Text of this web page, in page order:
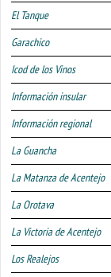
El Tanque
Garachico
Icod de los Vinos
Información insular
Información regional
La Guancha
La Matanza de Acentejo
La Orotava
La Victoria de Acentejo
Los Realejos